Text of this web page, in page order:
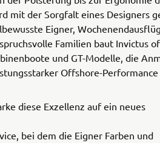
mit der Sorgfalt eines Designers
Eigner,
Familien baut Invictus
und GT-Modelle, die
Offshore-
diese Exzellenz auf ein neues
bei dem die Eigner Farben und